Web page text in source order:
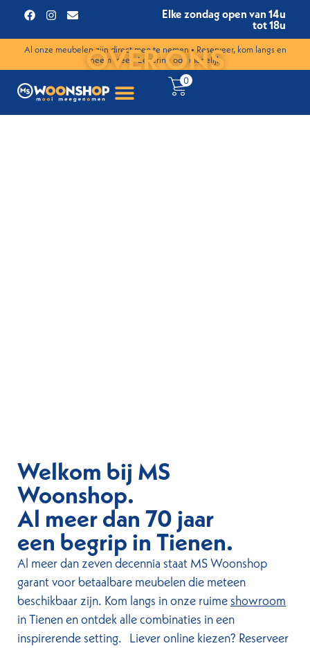
Elke zondag open van 14u
tot 18u
Al onze meubelen zijn direct mee te nemen • Reserveer, kom langs en
neem mee • Levering ook mogelijk
0
OVER ONS
Welkom bij MS
Woonshop.
Al meer dan 70 jaar
een begrip in Tienen.
Al meer dan zeven decennia staat MS Woonshop
garant voor betaalbare meubelen die meteen
beschikbaar zijn. Kom langs in onze ruime showroom
in Tienen en ontdek alle combinaties in een
inspirerende setting. Liever online kiezen? Reserveer